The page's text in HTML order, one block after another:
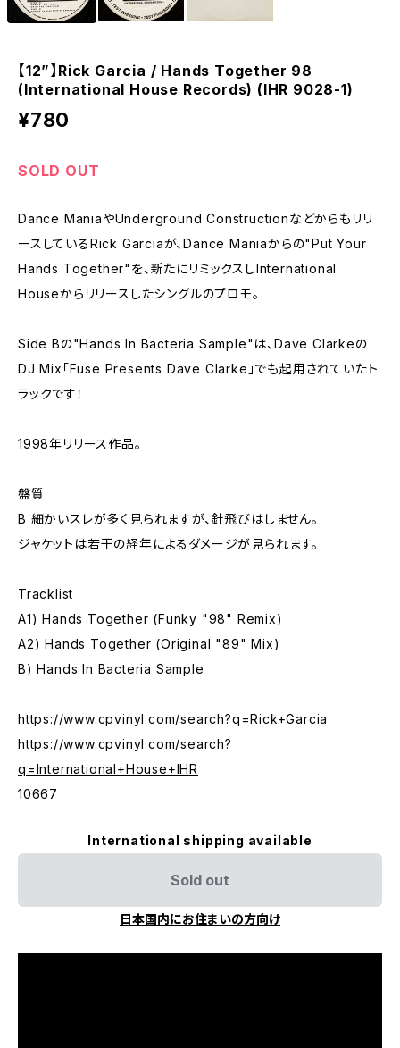
【12”】Rick Garcia / Hands Together 98
(International House Records) (IHR 9028-1)
¥780
SOLD OUT
Dance ManiaやUnderground Constructionなどからもリリ
ースしているRick Garciaが、Dance Maniaからの"Put Your
Hands Together"を、新たにリミックスしInternational
Houseからリリースしたシングルのプロモ。
Side Bの"Hands In Bacteria Sample"は、Dave Clarkeの
DJ Mix「Fuse Presents Dave Clarke」でも起用されていたト
ラックです！
1998年リリース作品。
盤質
B 細かいスレが多く見られますが、針飛びはしません。
ジャケットは若干の経年によるダメージが見られます。
Tracklist
A1) Hands Together (Funky "98" Remix)
A2) Hands Together (Original "89" Mix)
B) Hands In Bacteria Sample
https://www.cpvinyl.com/search?q=Rick+Garcia
https://www.cpvinyl.com/search?
q=International+House+IHR
10667
International shipping available
Sold out
日本国内にお住まいの方向け